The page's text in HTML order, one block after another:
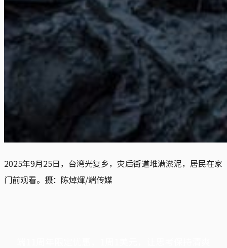
2025年9月25日，台湾光复乡，灾后街道堆满淤泥，居民在家
门前观看。摄：陈焯煇/端传媒